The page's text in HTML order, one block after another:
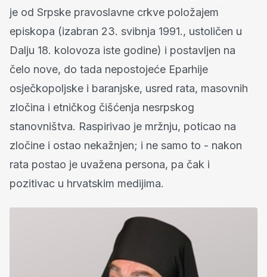
je od Srpske pravoslavne crkve položajem
episkopa (izabran 23. svibnja 1991., ustoličen u
Dalju 18. kolovoza iste godine) i postavljen na
čelo nove, do tada nepostojeće Eparhije
osječkopoljske i baranjske, usred rata, masovnih
zločina i etničkog čišćenja nesrpskog
stanovništva. Raspirivao je mržnju, poticao na
zločine i ostao nekažnjen; i ne samo to - nakon
rata postao je uvažena persona, pa čak i
pozitivac u hrvatskim medijima.